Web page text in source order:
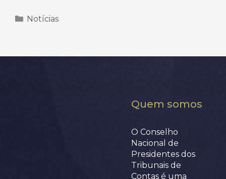
Categorias
Notícias
Quem somos
O Conselho
Nacional de
Presidentes dos
Tribunais de
Contas é uma